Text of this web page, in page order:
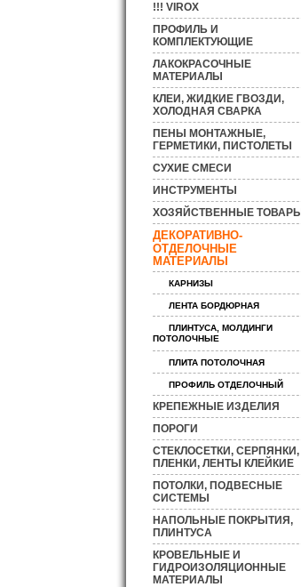
!!! VIROX
ПРОФИЛЬ И
КОМПЛЕКТУЮЩИЕ
ЛАКОКРАСОЧНЫЕ
МАТЕРИАЛЫ
КЛЕИ, ЖИДКИЕ ГВОЗДИ,
ХОЛОДНАЯ СВАРКА
ПЕНЫ МОНТАЖНЫЕ,
ГЕРМЕТИКИ, ПИСТОЛЕТЫ
СУХИЕ СМЕСИ
ИНСТРУМЕНТЫ
ХОЗЯЙСТВЕННЫЕ ТОВАРЫ
ДЕКОРАТИВНО-
ОТДЕЛОЧНЫЕ
МАТЕРИАЛЫ
КАРНИЗЫ
ЛЕНТА БОРДЮРНАЯ
ПЛИНТУСА, МОЛДИНГИ
ПОТОЛОЧНЫЕ
ПЛИТА ПОТОЛОЧНАЯ
ПРОФИЛЬ ОТДЕЛОЧНЫЙ
КРЕПЕЖНЫЕ ИЗДЕЛИЯ
ПОРОГИ
СТЕКЛОСЕТКИ, СЕРПЯНКИ,
ПЛЕНКИ, ЛЕНТЫ КЛЕЙКИЕ
ПОТОЛКИ, ПОДВЕСНЫЕ
СИСТЕМЫ
НАПОЛЬНЫЕ ПОКРЫТИЯ,
ПЛИНТУСА
КРОВЕЛЬНЫЕ И
ГИДРОИЗОЛЯЦИОННЫЕ
МАТЕРИАЛЫ